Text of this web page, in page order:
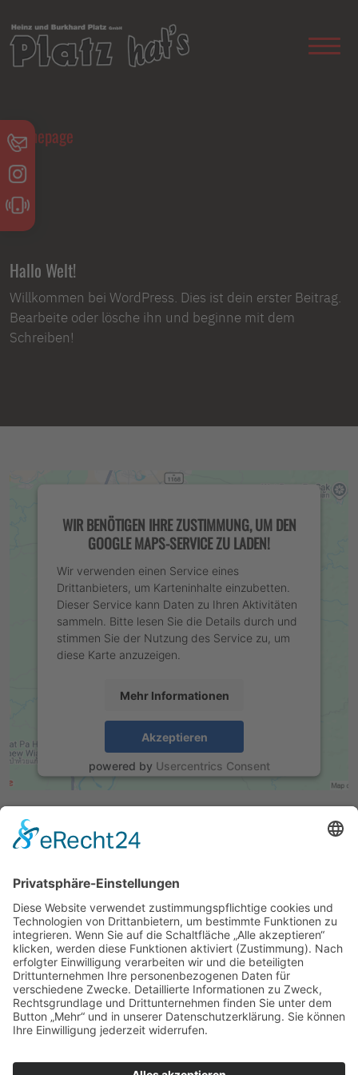
Homepage
//
Hallo Welt!
Willkommen bei WordPress. Dies ist dein erster Beitrag.
Bearbeite oder lösche ihn und beginne mit dem
Schreiben!
Heinz und Burkhard Platz GmbH
Konrad-Adenauer-Straße 190
57572 Niederfischbach
(0 27 34) 57 19 33
info@platzhats.de
» Impressum
WIR BENÖTIGEN IHRE ZUSTIMMUNG, UM DEN
GOOGLE MAPS-SERVICE ZU LADEN!
Wir verwenden einen Service eines
Drittanbieters, um Karteninhalte einzubetten.
Dieser Service kann Daten zu Ihren Aktivitäten
sammeln. Bitte lesen Sie die Details durch und
stimmen Sie der Nutzung des Service zu, um
diese Karte anzuzeigen.
Mehr Informationen
Akzeptieren
powered by Usercentrics Consent
Management Platform&eRecht24